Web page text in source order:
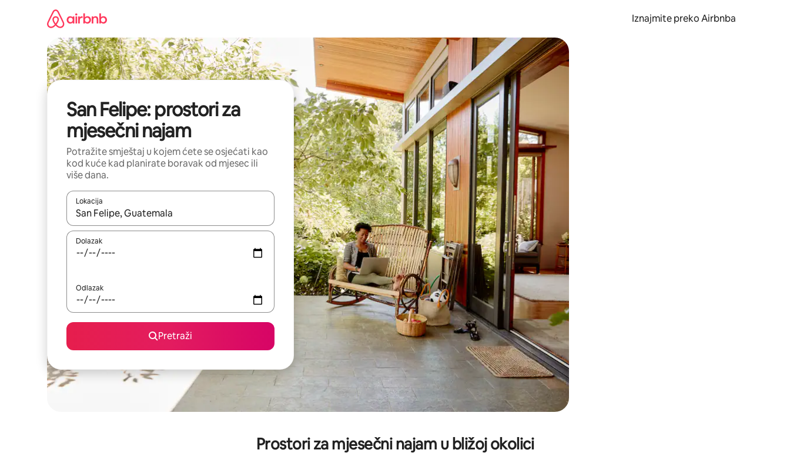
Iznajmite preko Airbnba
San Felipe: prostori za
mjesečni najam
Potražite smještaj u kojem ćete se osjećati kao
kod kuće kad planirate boravak od mjesec ili
više dana.
Lokacija
Kada budu dostupni rezultati, moći ćete ih pregledati koristeći se strelicama prema gore i prema dolje, kao i dodirom ili prelaskom prstom po zaslonu.
Dolazak
Odlazak
Pretraži
Prostori za mjesečni najam u bližoj okolici